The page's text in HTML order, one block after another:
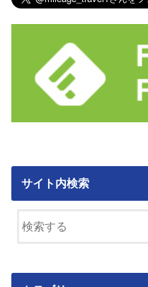
サイト内検索